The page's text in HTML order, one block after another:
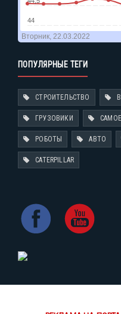
ПОПУЛЯРНЫЕ ТЕГИ
СТРОИТЕЛЬСТВО
ГРУЗОВИКИ
РОБОТЫ АВТО
CATERPILLAR